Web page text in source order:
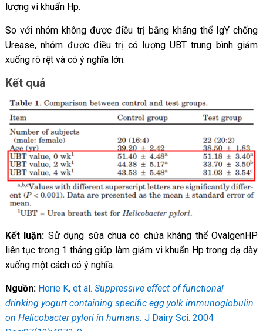
lượng vi khuẩn Hp.
So với nhóm không được điều trị bằng kháng thể IgY chống
Urease, nhóm được điều trị có lượng UBT trung bình giảm
xuống rõ rệt và có ý nghĩa lớn.
Kết quả
Kết luận: Sử dụng sữa chua có chứa kháng thể OvalgenHP
liên tục trong 1 tháng giúp làm giảm vi khuẩn Hp trong dạ dày
xuống một cách có ý nghĩa.
Nguồn:Horie K, et al. Suppressive effect of functional
drinking yogurt containing specific egg yolk immunoglobulin
on Helicobacter pylori in humans. J Dairy Sci. 2004